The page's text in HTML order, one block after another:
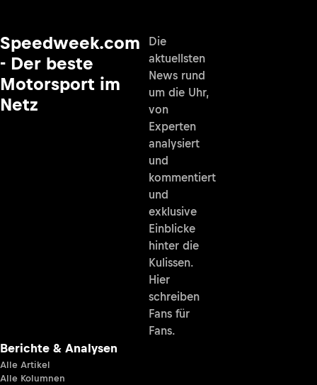
Speedweek.com
- Der beste
Motorsport im
Netz
Die
aktuellsten
News rund
um die Uhr,
von
Experten
analysiert
und
kommentiert
und
exklusive
Einblicke
hinter die
Kulissen.
Hier
schreiben
Fans für
Fans.
Berichte & Analysen
Alle Artikel
Alle Kolumnen